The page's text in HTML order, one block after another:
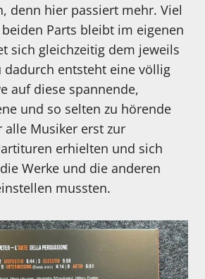
denn hier passiert mehr. Viel
Parts bleibt im eigenen
sich gleichzeitig dem jeweils
dadurch entsteht eine völlig
auf diese spannende,
und so selten zu hörende
alle Musiker erst zur
erhielten und sich
Werke und die anderen
mussten.